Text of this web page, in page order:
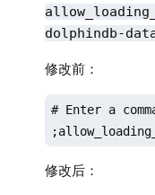
-
-
dolphindb-
修改前：
# Enter a
修改后：